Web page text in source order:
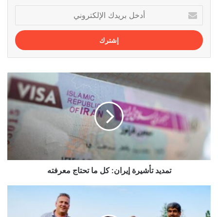
بريدك
الإلكتروني
كل
معرفته
تمديد تأشيرة إيران: كل ما تحتاج معرفته
في